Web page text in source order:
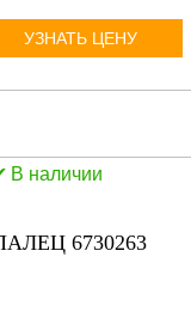
УЗНАТЬ ЦЕНУ
В наличии
6730263